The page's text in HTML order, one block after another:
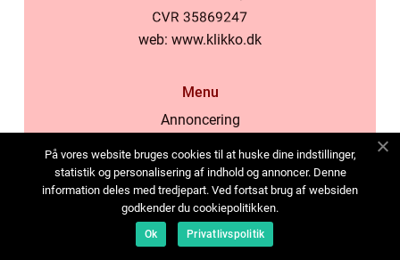
web: www.klikko.dk
Menu
Annoncering
Cookies
Kontakt os
Sitemap
På vores website bruges cookies til at huske dine indstillinger,
statistik og personalisering af indhold og annoncer. Denne
information deles med tredjepart. Ved fortsat brug af websiden
godkender du cookiepolitikken.
Ok Privatlivspolitik